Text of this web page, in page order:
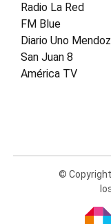
Radio La Red
FM Blue
Diario Uno
San Juan 8
América TV
© Copyright